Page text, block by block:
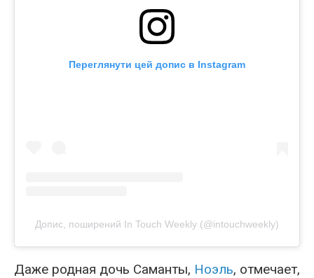
Переглянути цей допис в Instagram
Допис, поширений In Touch Weekly (@intouchweekly)
Даже родная дочь Саманты, Ноэль, отмечает,